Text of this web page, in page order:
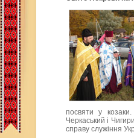
посвяти у
Черкаський і
справу служіння